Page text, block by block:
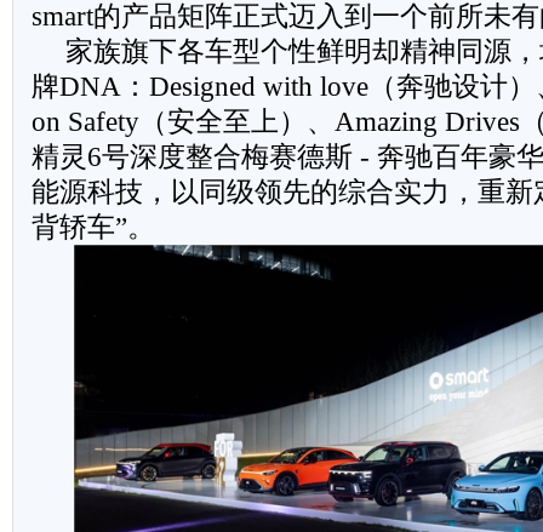
smart的产品矩阵正式迈入到一个前所未
家族旗下各车型个性鲜明却精神同源
牌DNA：Designed with love（奔驰设计）
on Safety（安全至上）、Amazing Drives
精灵6号深度整合梅赛德斯 - 奔驰百年豪
能源科技，以同级领先的综合实力，重新
背轿车”。